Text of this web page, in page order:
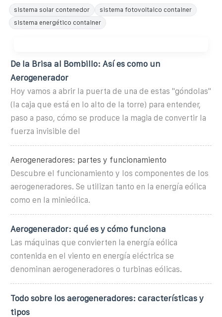
sistema solar contenedor
sistema fotovoltaico container
sistema energético container
De la Brisa al Bombillo: Así es como un
Aerogenerador
Hoy vamos a abrir la puerta de una de estas "góndolas"
(la caja que está en lo alto de la torre) para entender,
paso a paso, cómo se produce la magia de convertir la
fuerza invisible del
Aerogeneradores: partes y funcionamiento
Descubre el funcionamiento y los componentes de los
aerogeneradores. Se utilizan tanto en la energía eólica
como en la minieólica.
Aerogenerador: qué es y cómo funciona
Las máquinas que convierten la energía eólica
contenida en el viento en energía eléctrica se
denominan aerogeneradores o turbinas eólicas.
Todo sobre los aerogeneradores: características y
tipos